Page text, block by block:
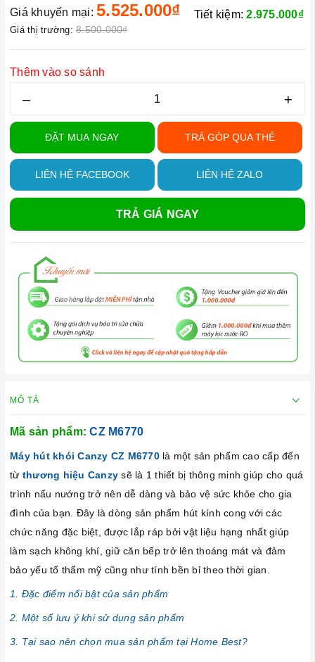
Giá khuyến mại: 5.525.000₫
Giá thị trường: 8.500.000₫
Tiết kiệm:2.975.000₫
Thêm vào so sánh
– +
ĐẶT MUA NGAY TRẢ GÓP QUA THẺ
LIÊN HỆ FACEBOOK LIÊN HỆ ZALO
TRẢ GIÁ NGAY
MÔ TẢ
Mã sản phẩm:CZ M6770
Máy hút khói Canzy CZ M6770là một sản phẩm cao cấp đến
từ thương hiệu Canzy sẽ là 1 thiết bị thông minh giúp cho quá
trình nấu nướng trở nên dễ dàng và bảo vệ sức khỏe cho gia
đình của bạn. Đây là dòng sản phẩm hút kính cong với các
chức năng đặc biệt, được lắp ráp bởi vật liệu hạng nhất giúp
làm sạch không khí, giữ căn bếp trở lên thoáng mát và đảm
bảo yếu tố thẩm mỹ cũng như tính bền bỉ theo thời gian.
1. Đặc điểm nổi bật của sản phẩm
2. Một số lưu ý khi sử dụng sản phẩm
3. Tại sao nên chọn mua sản phẩm tại Home Best?